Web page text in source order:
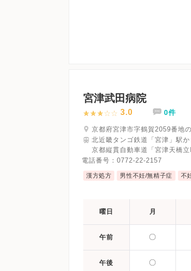
宮津武田病院
3.0 0件
京都府宮津市字鶴賀2059番地
北近畿タンゴ鉄道「宮津」駅
京都縦貫自動車道「宮津天橋
電話番号： 0772-22-2157
漢方処方 男性不妊/無精子症 不
曜日 月
午前 〇
午後 〇